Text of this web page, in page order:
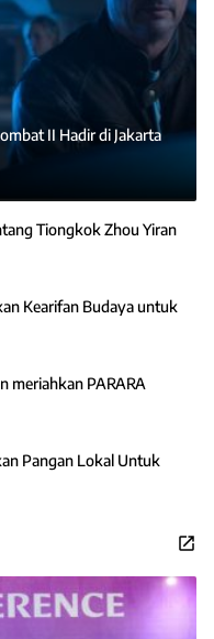
II Hadir di Jakarta
Tiongkok Zhou Yiran
Kearifan Budaya untuk
meriahkan PARARA
Pangan Lokal Untuk